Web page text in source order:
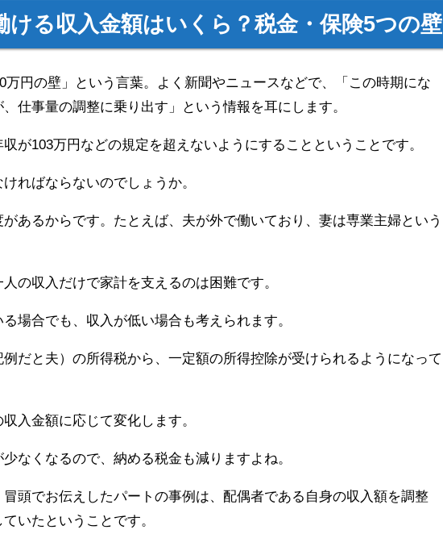
ける収入金額はいくら？税金・保険5つの壁
万円の壁」という言葉。よく新聞やニュースなどで、「この時期にな
仕事量の調整に乗り出す」という情報を耳にします。
が103万円などの規定を超えないようにすることということです。
ればならないのでしょうか。
あるからです。たとえば、夫が外で働いており、妻は専業主婦という
の収入だけで家計を支えるのは困難です。
場合でも、収入が低い場合も考えられます。
だと夫）の所得税から、一定額の所得控除が受けられるようになって
入金額に応じて変化します。
なくなるので、納める税金も減りますよね。
頭でお伝えしたパートの事例は、配偶者である自身の収入額を調整
いたということです。